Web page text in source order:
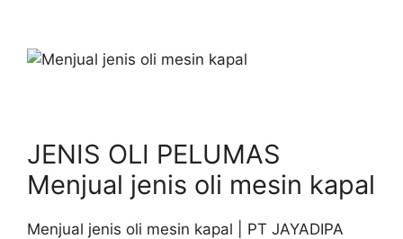
JENIS OLI PELUMAS
Menjual jenis oli mesin kapal
Menjual jenis oli mesin kapal | PT JAYADIPA